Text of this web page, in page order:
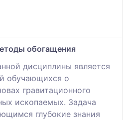
обогащения
дисциплины является
обучающихся о
гравитационного
ископаемых. Задача
глубокие знания